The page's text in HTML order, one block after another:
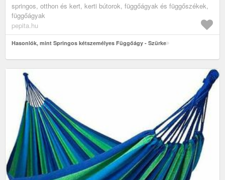
springos, otthon és kert, kerti bútorok, függőágyak és függőszékek,
függőágyak
pepita.hu
Hasonlók, mint Springos kétszemélyes Függőágy - Szürke